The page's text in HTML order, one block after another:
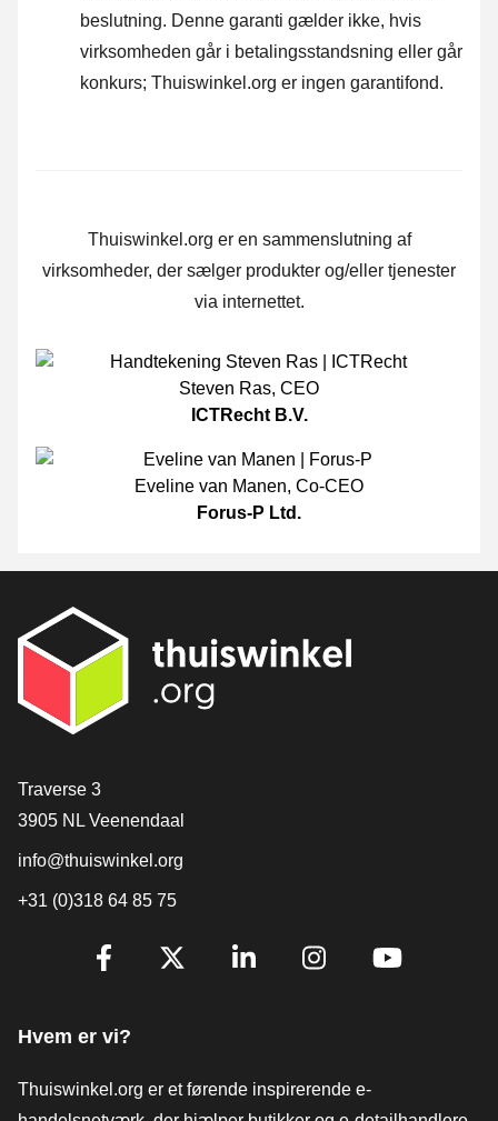
beslutning. Denne garanti gælder ikke, hvis
virksomheden går i betalingsstandsning eller går
konkurs; Thuiswinkel.org er ingen garantifond.
Thuiswinkel.org er en sammenslutning af
virksomheder, der sælger produkter og/eller tjenester
via internettet.
Steven Ras, CEO
ICTRecht B.V.
Eveline van Manen, Co-CEO
Forus-P Ltd.
[_General:Contact]
Traverse 3
3905 NL Veenendaal
info@thuiswinkel.org
+31 (0)318 64 85 75
[_General:SocialMediaTitle]
Hvem er vi?
Thuiswinkel.org er et førende inspirerende e-